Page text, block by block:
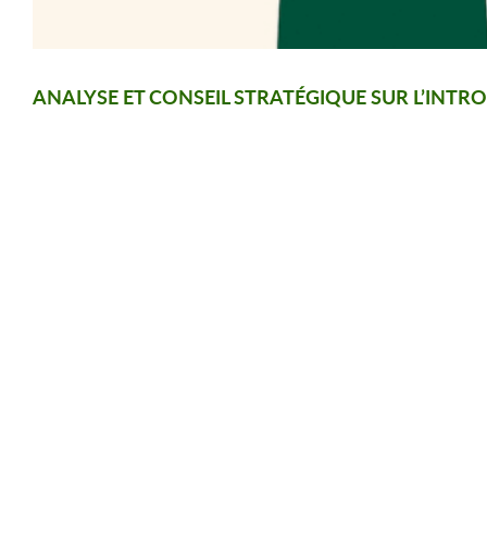
ANALYSE ET CONSEIL STRATÉGIQUE SUR